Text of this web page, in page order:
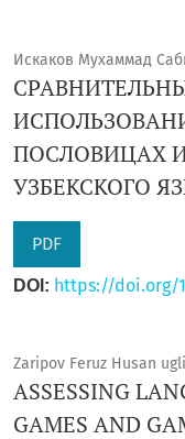
Искаков Мухаммад
ПОСЛОВИЦАХ
УЗБЕКСКОГО
PDF
DOI: https://doi.org/
Zaripov Feruz Husan
ASSESSING
GAMES AND